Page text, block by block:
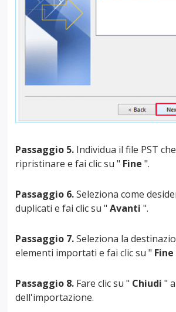
Passaggio 5. Individua il file PST
ripristinare e fai clic su " Fine ".
Passaggio 6.Seleziona come
duplicati e fai clic su "Avanti ".
Passaggio 7.Seleziona la
elementi importati e fai clic su " Fine
Passaggio 8. Fare clic su " Chiudi "
dell'importazione.